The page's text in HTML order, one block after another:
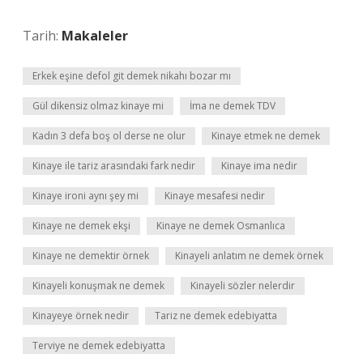
Tarih: Makaleler
Erkek eşine defol git demek nikahı bozar mı
Gül dikensiz olmaz kinaye mi İma ne demek TDV
Kadın 3 defa boş ol derse ne olur Kinaye etmek ne demek
Kinaye ile tariz arasındaki fark nedir Kinaye ima nedir
Kinaye ironi aynı şey mi Kinaye mesafesi nedir
Kinaye ne demek ekşi Kinaye ne demek Osmanlıca
Kinaye ne demektir örnek Kinayeli anlatım ne demek örnek
Kinayeli konuşmak ne demek Kinayeli sözler nelerdir
Kinayeye örnek nedir Tariz ne demek edebiyatta
Terviye ne demek edebiyatta